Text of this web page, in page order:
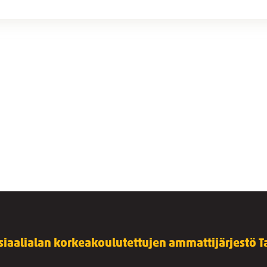
korkeakoulutettujen ammattijärjestö